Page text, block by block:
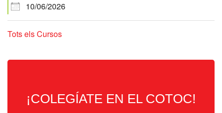
10/06/2026
Tots els Cursos
¡COLEGÍATE EN EL COTOC!